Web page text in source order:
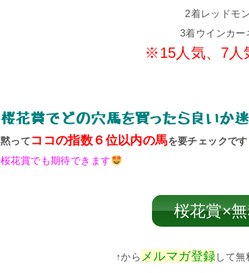
2着レッドモ
3着ウインカー
※15人気、7人
桜花賞でどの穴馬を買ったら良いか迷
黙って ココの指数６位以内の馬を要チェックです
桜花賞でも期待できます
桜花賞×
↑から メルマガ登録して